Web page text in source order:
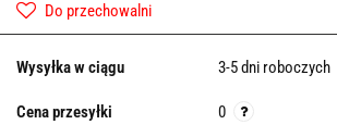
Do przechowalni
Wysyłka w ciągu 3-5 dni roboczych
Cena przesyłki 0